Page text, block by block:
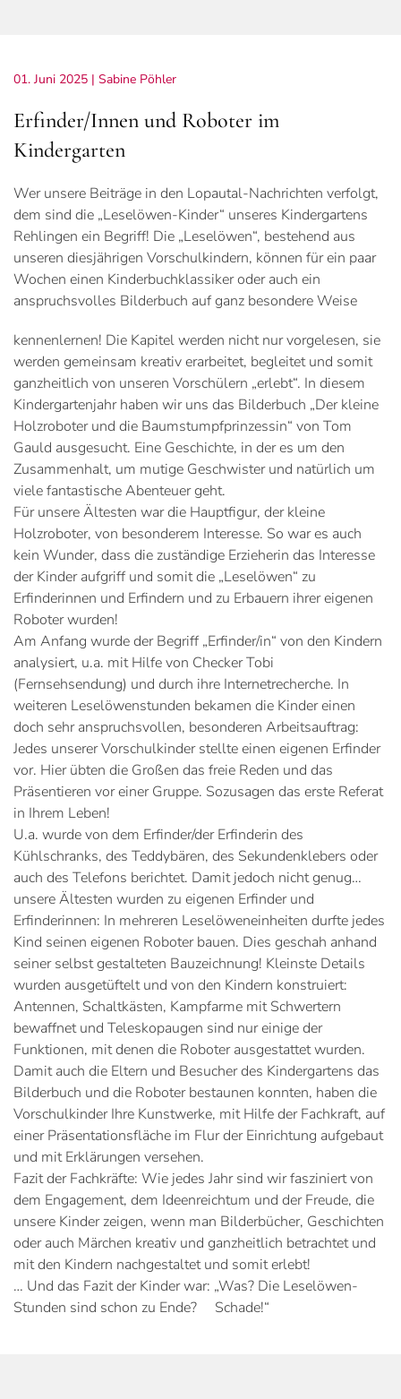
01. Juni 2025 | Sabine Pöhler
Erfinder/Innen und Roboter im
Kindergarten
Wer unsere Beiträge in den Lopautal-Nachrichten verfolgt,
dem sind die „Leselöwen-Kinder“ unseres Kindergartens
Rehlingen ein Begriff! Die „Leselöwen“, bestehend aus
unseren diesjährigen Vorschulkindern, können für ein paar
Wochen einen Kinderbuchklassiker oder auch ein
anspruchsvolles Bilderbuch auf ganz besondere Weise
kennenlernen! Die Kapitel werden nicht nur vorgelesen, sie
werden gemeinsam kreativ erarbeitet, begleitet und somit
ganzheitlich von unseren Vorschülern „erlebt“. In diesem
Kindergartenjahr haben wir uns das Bilderbuch „Der kleine
Holzroboter und die Baumstumpfprinzessin“ von Tom
Gauld ausgesucht. Eine Geschichte, in der es um den
Zusammenhalt, um mutige Geschwister und natürlich um
viele fantastische Abenteuer geht.
Für unsere Ältesten war die Hauptfigur, der kleine
Holzroboter, von besonderem Interesse. So war es auch
kein Wunder, dass die zuständige Erzieherin das Interesse
der Kinder aufgriff und somit die „Leselöwen“ zu
Erfinderinnen und Erfindern und zu Erbauern ihrer eigenen
Roboter wurden!
Am Anfang wurde der Begriff „Erfinder/in“ von den Kindern
analysiert, u.a. mit Hilfe von Checker Tobi
(Fernsehsendung) und durch ihre Internetrecherche. In
weiteren Leselöwenstunden bekamen die Kinder einen
doch sehr anspruchsvollen, besonderen Arbeitsauftrag:
Jedes unserer Vorschulkinder stellte einen eigenen Erfinder
vor. Hier übten die Großen das freie Reden und das
Präsentieren vor einer Gruppe. Sozusagen das erste Referat
in Ihrem Leben!
U.a. wurde von dem Erfinder/der Erfinderin des
Kühlschranks, des Teddybären, des Sekundenklebers oder
auch des Telefons berichtet. Damit jedoch nicht genug…
unsere Ältesten wurden zu eigenen Erfinder und
Erfinderinnen: In mehreren Leselöweneinheiten durfte jedes
Kind seinen eigenen Roboter bauen. Dies geschah anhand
seiner selbst gestalteten Bauzeichnung! Kleinste Details
wurden ausgetüftelt und von den Kindern konstruiert:
Antennen, Schaltkästen, Kampfarme mit Schwertern
bewaffnet und Teleskopaugen sind nur einige der
Funktionen, mit denen die Roboter ausgestattet wurden.
Damit auch die Eltern und Besucher des Kindergartens das
Bilderbuch und die Roboter bestaunen konnten, haben die
Vorschulkinder Ihre Kunstwerke, mit Hilfe der Fachkraft, auf
einer Präsentationsfläche im Flur der Einrichtung aufgebaut
und mit Erklärungen versehen.
Fazit der Fachkräfte: Wie jedes Jahr sind wir fasziniert von
dem Engagement, dem Ideenreichtum und der Freude, die
unsere Kinder zeigen, wenn man Bilderbücher, Geschichten
oder auch Märchen kreativ und ganzheitlich betrachtet und
mit den Kindern nachgestaltet und somit erlebt!
… Und das Fazit der Kinder war: „Was? Die Leselöwen-
Stunden sind schon zu Ende? Schade!“